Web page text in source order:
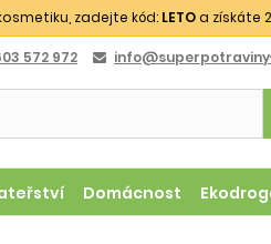
zadejte kód: LETOa získáte
572 972
Domácnost